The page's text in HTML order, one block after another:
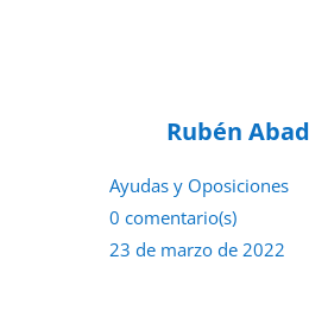
Rubén Abad
Ayudas y Oposiciones
0 comentario(s)
23 de marzo de 2022